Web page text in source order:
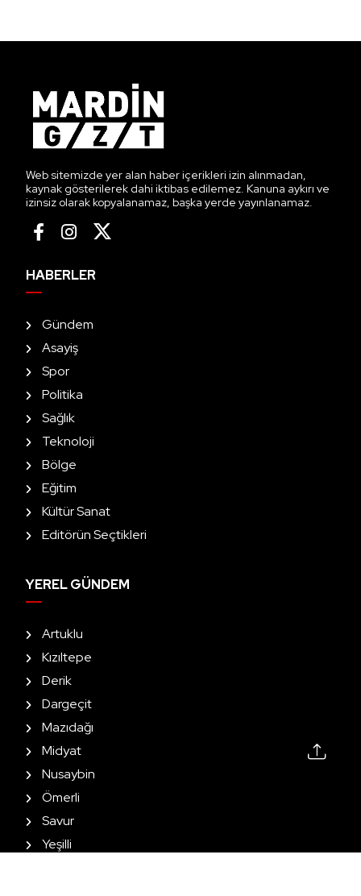
Web sitemizde yer alan haber içerikleri izin alınmadan,
kaynak gösterilerek dahi iktibas edilemez. Kanuna aykırı ve
izinsiz olarak kopyalanamaz, başka yerde yayınlanamaz.
HABERLER
Gündem
Asayiş
Spor
Politika
Sağlık
Teknoloji
Bölge
Eğitim
Kültür Sanat
Editörün Seçtikleri
YEREL GÜNDEM
Artuklu
Kızıltepe
Derik
Dargeçit
Mazıdağı
Midyat
Nusaybin
Ömerli
Savur
Yeşilli